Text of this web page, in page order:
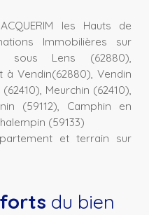
les Hauts de
Immobilières sur
sous Lens (62880),
à Vendin(62880), Vendin
Meurchin (62410),
(59112), Camphin en
(59133)
et terrain sur
du bien